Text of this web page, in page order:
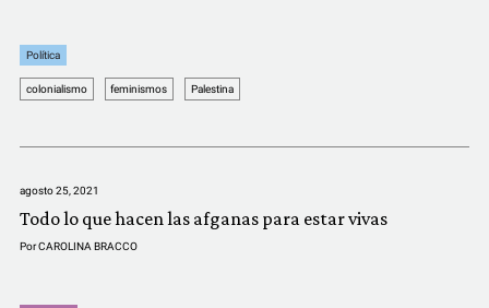
Política
colonialismo feminismos Palestina
agosto 25, 2021
Todo lo que hacen las afganas para estar vivas
PorCAROLINA BRACCO